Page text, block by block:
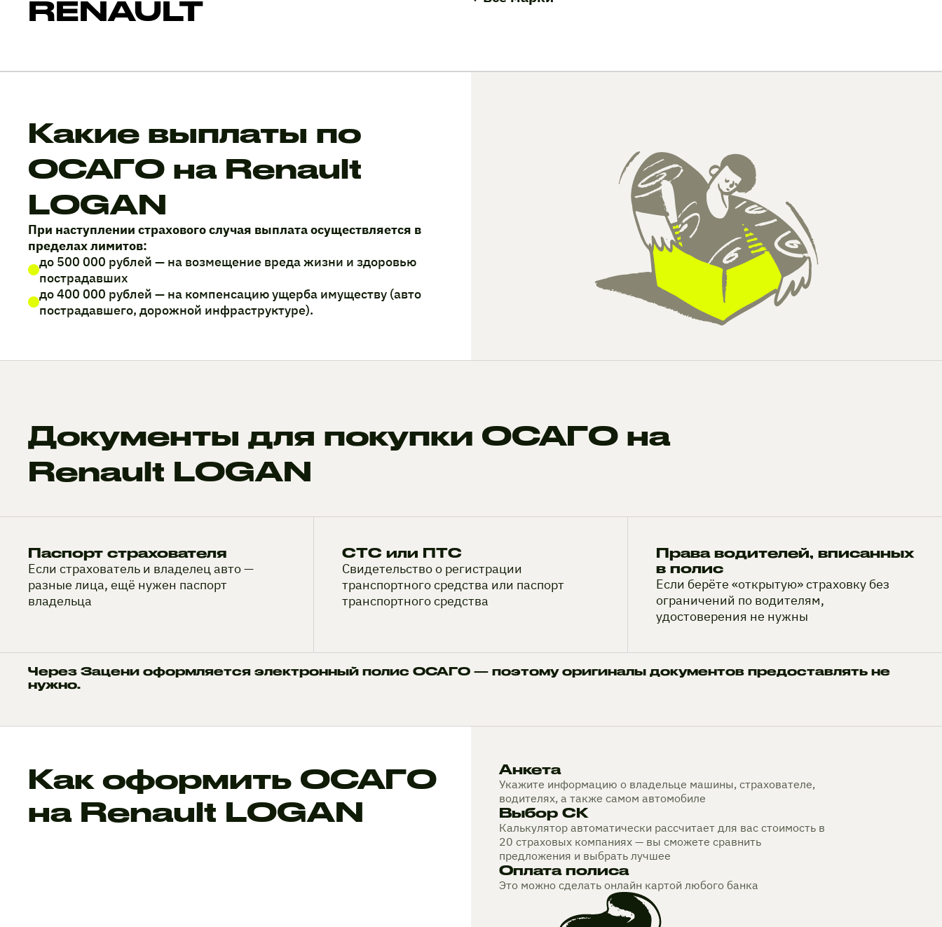
RENAULT
Какие выплаты по
ОСАГО на Renault
LOGAN
При наступлении страхового случая выплата осуществляется в
пределах лимитов:
до 500 000 рублей — на возмещение вреда жизни и здоровью
пострадавших
до 400 000 рублей — на компенсацию ущерба имуществу (авто
пострадавшего, дорожной инфраструктуре).
Документы для покупки ОСАГО на
Renault LOGAN
Паспорт страхователя
Если страхователь и владелец авто —
разные лица, ещё нужен паспорт
владельца
СТС или ПТС
Свидетельство о регистрации
транспортного средства или паспорт
транспортного средства
Права водителей, вписанных
в полис
Если берёте «открытую» страховку без
ограничений по водителям,
удостоверения не нужны
Через Зацени оформляется электронный полис ОСАГО — поэтому оригиналы документов предоставлять не
нужно.
Как оформить ОСАГО
на Renault LOGAN
Анкета
Укажите информацию о владельце машины, страхователе,
водителях, а также самом автомобиле
Выбор СК
Калькулятор автоматически рассчитает для вас стоимость в
20 страховых компаниях — вы сможете сравнить
предложения и выбрать лучшее
Оплата полиса
Это можно сделать онлайн картой любого банка